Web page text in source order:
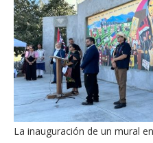
La inauguración de un mural